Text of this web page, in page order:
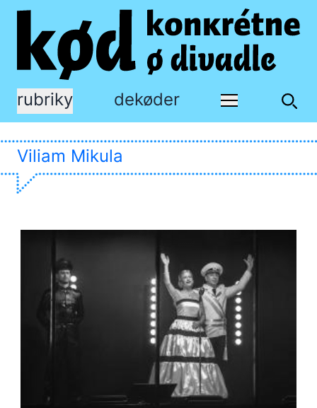
rubriky dekøder
Viliam Mikula